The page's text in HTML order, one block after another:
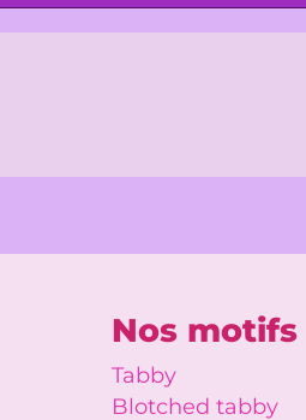
Nos motifs
Tabby
Blotched tabby